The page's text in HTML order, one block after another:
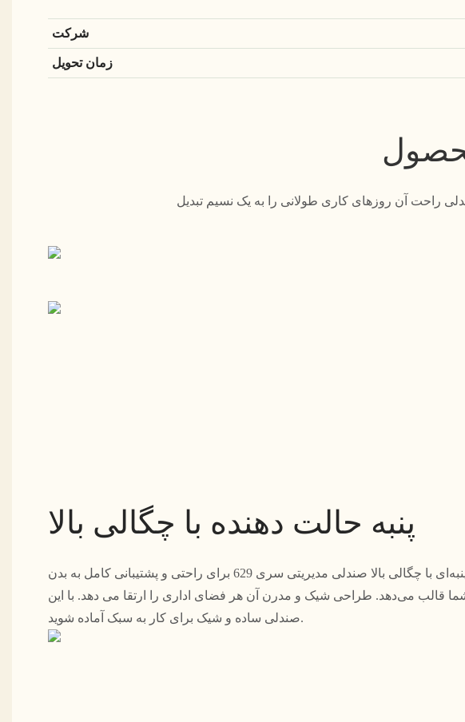
شرکت
زمان تحویل
ارتقا دهید. طراحی شیک و صندلی راحت آن روزهای کاری طولانی را به یک نسیم تبدیل
پنبه حالت دهنده با چگالی بالا
مدل پنبه‌ای با چگالی بالا صندلی مدیریتی سری 629 برای راحتی و پشتیبانی کامل به بدن
قالب می‌دهد. طراحی شیک و مدرن آن هر فضای اداری را ارتقا می دهد. با این
صندلی ساده و شیک برای کار به سبک آماده شوید.